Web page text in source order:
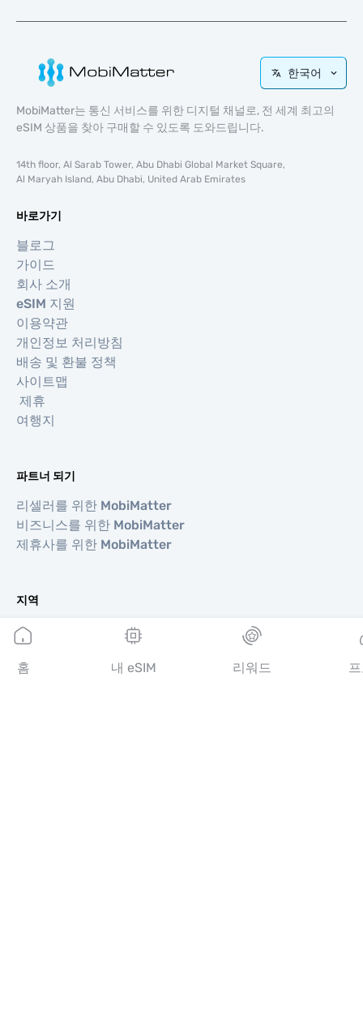
한국어
MobiMatter는 통신 서비스를 위한 디지털 채널로, 전 세계 최고의
eSIM 상품을 찾아 구매할 수 있도록 도와드립니다.
14th floor, Al Sarab Tower, Abu Dhabi Global Market Square,
Al Maryah Island, Abu Dhabi, United Arab Emirates
바로가기
블로그
가이드
회사 소개
eSIM 지원
이용약관
개인정보 처리방침
배송 및 환불 정책
사이트맵
제휴
여행지
파트너 되기
리셀러를 위한 MobiMatter
비즈니스를 위한 MobiMatter
제휴사를 위한 MobiMatter
지역
유럽 eSIM
아시아 eSIM
아메리카 eSIM
홈 내 eSIM 리워드